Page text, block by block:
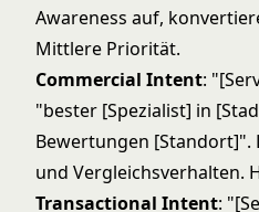
Awareness auf,
Mittlere Priorität.
Commercial Intent:
"bester [Spezialist] in
Bewertungen [Standort]".
und Vergleichsverhalten.
Transactional Intent: